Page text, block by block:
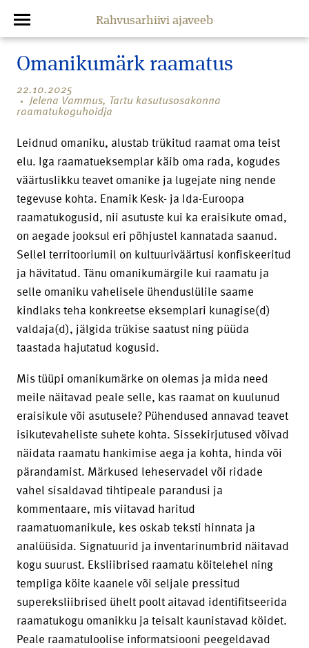
Rahvusarhiivi ajaveeb
Omanikumärk raamatus
22.10.2025
Jelena Vammus, Tartu kasutusosakonna
raamatukoguhoidja
Leidnud omaniku, alustab trükitud raamat oma teist
elu. Iga raamatueksemplar käib oma rada, kogudes
väärtuslikku teavet omanike ja lugejate ning nende
tegevuse kohta. Enamik Kesk- ja Ida-Euroopa
raamatukogusid, nii asutuste kui ka eraisikute omad,
on aegade jooksul eri põhjustel kannatada saanud.
Sellel territooriumil on kultuuriväärtusi konfiskeeritud
ja hävitatud. Tänu omanikumärgile kui raamatu ja
selle omaniku vahelisele ühenduslülile saame
kindlaks teha konkreetse eksemplari kunagise(d)
valdaja(d), jälgida trükise saatust ning püüda
taastada hajutatud kogusid.
Mis tüüpi omanikumärke on olemas ja mida need
meile näitavad peale selle, kas raamat on kuulunud
eraisikule või asutusele? Pühendused annavad teavet
isikutevaheliste suhete kohta. Sissekirjutused võivad
näidata raamatu hankimise aega ja kohta, hinda või
pärandamist. Märkused leheservadel või ridade
vahel sisaldavad tihtipeale parandusi ja
kommentaare, mis viitavad haritud
raamatuomanikule, kes oskab teksti hinnata ja
analüüsida. Signatuurid ja inventarinumbrid näitavad
kogu suurust. Eksliibrised raamatu köitelehel ning
templiga köite kaanele või seljale pressitud
supereksliibrised ühelt poolt aitavad identifitseerida
raamatukogu omanikku ja teisalt kaunistavad köidet.
Peale raamatuloolise informatsiooni peegeldavad